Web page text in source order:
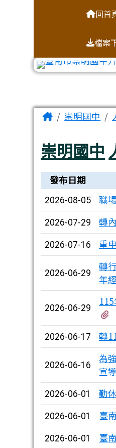
台南市崇明回首
檔案
主內容區
Home崇明國中
崇明國中
新聞列表
發布日期
2026-08-05 職
2026-07-29 轉
2026-07-16 重
2026-06-29
轉
年
2026-06-29
2026-06-17 轉
2026-06-16
為
宣
2026-06-01 勤
2026-06-01 臺
2026-06-01 臺
頁尾區域